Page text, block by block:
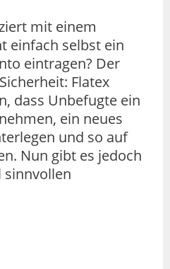
mit einem
einfach selbst ein
eintragen? Der
Flatex
dass Unbefugte ein
ein neues
und so auf
Nun gibt es jedoch
sinnvollen